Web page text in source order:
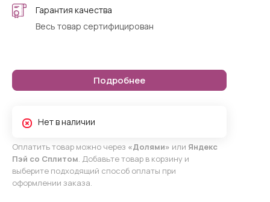
Гарантия качества
Весь товар сертифицирован
Подробнее
Нет в наличии
Оплатить товар можно через «Долями» или Яндекс
Пэй со Сплитом. Добавьте товар в корзину и
выберите подходящий способ оплаты при
оформлении заказа.